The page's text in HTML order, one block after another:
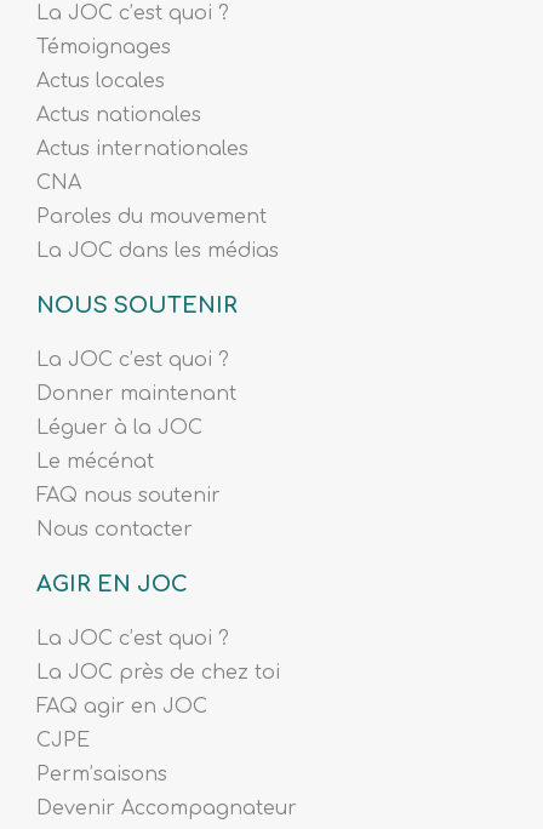
La JOC c’est quoi ?
Témoignages
Actus locales
Actus nationales
Actus internationales
CNA
Paroles du mouvement
La JOC dans les médias
NOUS SOUTENIR
La JOC c’est quoi ?
Donner maintenant
Léguer à la JOC
Le mécénat
FAQ nous soutenir
Nous contacter
AGIR EN JOC
La JOC c’est quoi ?
La JOC près de chez toi
FAQ agir en JOC
CJPE
Perm’saisons
Devenir Accompagnateur